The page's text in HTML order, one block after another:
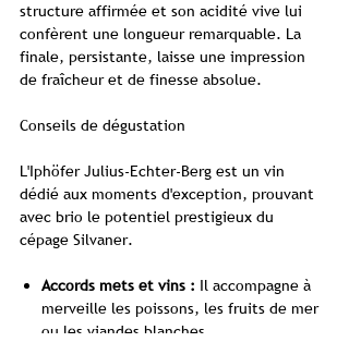
structure affirmée et son acidité vive lui
confèrent une longueur remarquable. La
finale, persistante, laisse une impression
de fraîcheur et de finesse absolue.
Conseils de dégustation
L'Iphöfer Julius-Echter-Berg est un vin
dédié aux moments d'exception, prouvant
avec brio le potentiel prestigieux du
cépage Silvaner.
Accords mets et vins : Il accompagne à
merveille les poissons, les fruits de mer
ou les viandes blanches.